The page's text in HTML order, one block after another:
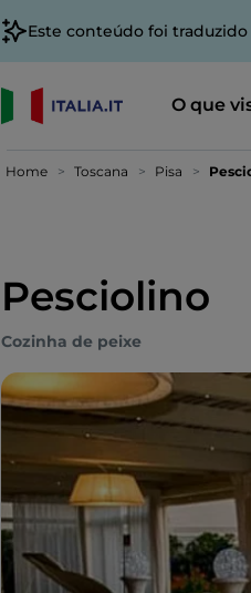
Este conteúdo foi
O que
Home Toscana Pisa
Pesciolino
Cozinha de peixe